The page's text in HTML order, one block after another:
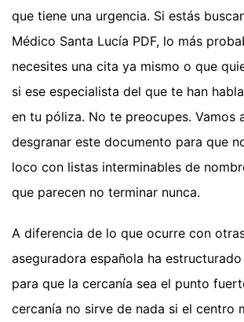
que tiene una urgencia. Si estás
Médico Santa Lucía PDF, lo más
necesites una cita ya mismo o que
si ese especialista del que te han
en tu póliza. No te preocupes. Vamos
desgranar este documento para que
loco con listas interminables de
que parecen no terminar nunca.
A diferencia de lo que ocurre con
aseguradora española ha
para que la cercanía sea el punto
cercanía no sirve de nada si el centro